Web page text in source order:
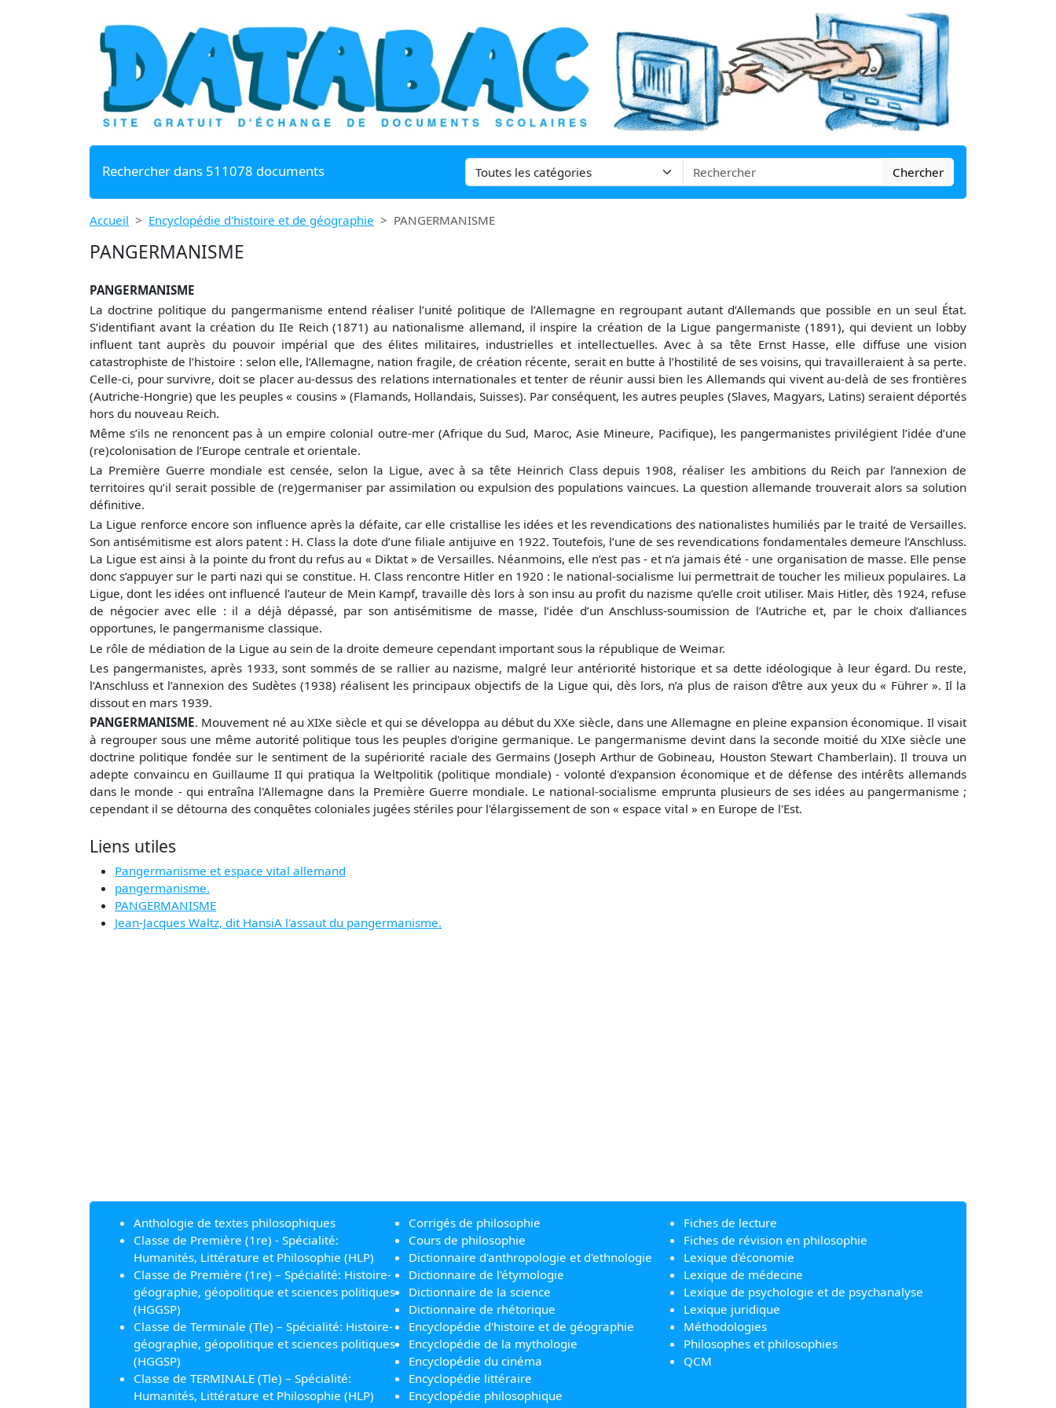
Rechercher dans 511078 documents Chercher
Accueil Encyclopédie d'histoire et de géographie PANGERMANISME
PANGERMANISME
PANGERMANISME
La doctrine politique du pangermanisme entend réaliser l’unité politique de l’Allemagne en regroupant autant d’Allemands que possible en un seul État.
S’identifiant avant la création du IIe Reich (1871) au nationalisme allemand, il inspire la création de la Ligue pangermaniste (1891), qui devient un lobby
influent tant auprès du pouvoir impérial que des élites militaires, industrielles et intellectuelles. Avec à sa tête Ernst Hasse, elle diffuse une vision
catastrophiste de l’histoire : selon elle, l’Allemagne, nation fragile, de création récente, serait en butte à l’hostilité de ses voisins, qui travailleraient à sa perte.
Celle-ci, pour survivre, doit se placer au-dessus des relations internationales et tenter de réunir aussi bien les Allemands qui vivent au-delà de ses frontières
(Autriche-Hongrie) que les peuples « cousins » (Flamands, Hollandais, Suisses). Par conséquent, les autres peuples (Slaves, Magyars, Latins) seraient déportés
hors du nouveau Reich.
Même s’ils ne renoncent pas à un empire colonial outre-mer (Afrique du Sud, Maroc, Asie Mineure, Pacifique), les pangermanistes privilégient l’idée d’une
(re)colonisation de l’Europe centrale et orientale.
La Première Guerre mondiale est censée, selon la Ligue, avec à sa tête Heinrich Class depuis 1908, réaliser les ambitions du Reich par l’annexion de
territoires qu’il serait possible de (re)germaniser par assimilation ou expulsion des populations vaincues. La question allemande trouverait alors sa solution
définitive.
La Ligue renforce encore son influence après la défaite, car elle cristallise les idées et les revendications des nationalistes humiliés par le traité de Versailles.
Son antisémitisme est alors patent : H. Class la dote d’une filiale antijuive en 1922. Toutefois, l’une de ses revendications fondamentales demeure l’Anschluss.
La Ligue est ainsi à la pointe du front du refus au « Diktat » de Versailles. Néanmoins, elle n’est pas - et n’a jamais été - une organisation de masse. Elle pense
donc s’appuyer sur le parti nazi qui se constitue. H. Class rencontre Hitler en 1920 : le national-socialisme lui permettrait de toucher les milieux populaires. La
Ligue, dont les idées ont influencé l’auteur de Mein Kampf, travaille dès lors à son insu au profit du nazisme qu’elle croit utiliser. Mais Hitler, dès 1924, refuse
de négocier avec elle : il a déjà dépassé, par son antisémitisme de masse, l’idée d’un Anschluss-soumission de l’Autriche et, par le choix d’alliances
opportunes, le pangermanisme classique.
Le rôle de médiation de la Ligue au sein de la droite demeure cependant important sous la république de Weimar.
Les pangermanistes, après 1933, sont sommés de se rallier au nazisme, malgré leur antériorité historique et sa dette idéologique à leur égard. Du reste,
l’Anschluss et l’annexion des Sudètes (1938) réalisent les principaux objectifs de la Ligue qui, dès lors, n’a plus de raison d’être aux yeux du « Führer ». Il la
dissout en mars 1939.
PANGERMANISME. Mouvement né au XIXe siècle et qui se développa au début du XXe siècle, dans une Allemagne en pleine expansion économique. Il visait
à regrouper sous une même autorité politique tous les peuples d'origine germanique. Le pangermanisme devint dans la seconde moitié du XIXe siècle une
doctrine politique fondée sur le sentiment de la supériorité raciale des Germains (Joseph Arthur de Gobineau, Houston Stewart Chamberlain). Il trouva un
adepte convaincu en Guillaume II qui pratiqua la Weltpolitik (politique mondiale) - volonté d'expansion économique et de défense des intérêts allemands
dans le monde - qui entraîna l'Allemagne dans la Première Guerre mondiale. Le national-socialisme emprunta plusieurs de ses idées au pangermanisme ;
cependant il se détourna des conquêtes coloniales jugées stériles pour l'élargissement de son « espace vital » en Europe de l'Est.
Liens utiles
Pangermanisme et espace vital allemand
pangermanisme.
PANGERMANISME
Jean-Jacques Waltz, dit HansiA l'assaut du pangermanisme.
Anthologie de textes philosophiques
Classe de Première (1re) - Spécialité:
Humanités, Littérature et Philosophie (HLP)
Classe de Première (1re) – Spécialité: Histoire-
géographie, géopolitique et sciences politiques
(HGGSP)
Classe de Terminale (Tle) – Spécialité: Histoire-
géographie, géopolitique et sciences politiques
(HGGSP)
Classe de TERMINALE (Tle) – Spécialité:
Humanités, Littérature et Philosophie (HLP)
Corrigés de philosophie
Cours de philosophie
Dictionnaire d'anthropologie et d'ethnologie
Dictionnaire de l'étymologie
Dictionnaire de la science
Dictionnaire de rhétorique
Encyclopédie d'histoire et de géographie
Encyclopédie de la mythologie
Encyclopédie du cinéma
Encyclopédie littéraire
Encyclopédie philosophique
Fiches de lecture
Fiches de révision en philosophie
Lexique d'économie
Lexique de médecine
Lexique de psychologie et de psychanalyse
Lexique juridique
Méthodologies
Philosophes et philosophies
QCM